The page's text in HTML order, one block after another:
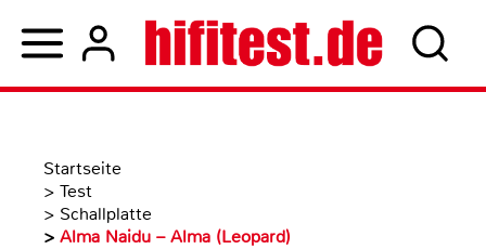
Startseite
> Test
> Schallplatte
> Alma Naidu – Alma (Leopard)